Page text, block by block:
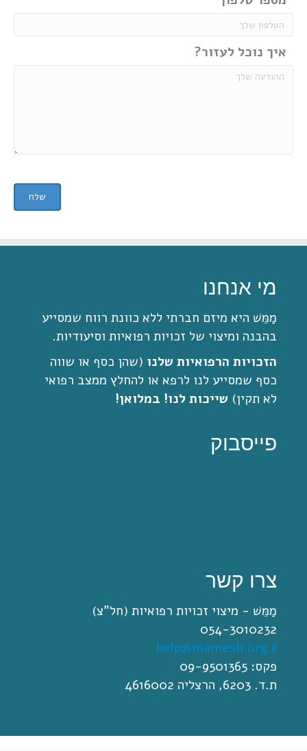
איך נוכל לעזור?
שלח
מי אנחנו
מַמֵּשׁ היא מיזם חברתי ללא כוונת רווח שמסייע
בהבנה ומיצוי של זכויות רפואיות וסיעודיות.
הזכויות הרפואיות שלנו (שהן כסף או שווה
כסף שמסייע לנו לרפא או להחלץ ממצב רפואי
לא תקין) שייכות לנו! במלואן!
פייסבוק
צרו קשר
מַמֵּשׁ - מיצוי זכויות רפואיות (חל"צ)
054-3010232
help@mamesh.org.il
פקס: 09-9501365
ת.ד. 6203, הרצליה 4616002